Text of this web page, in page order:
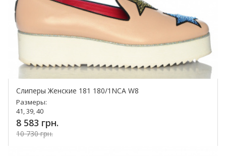
Слиперы Женские 181 180/1NCA W8
Размеры:
41, 39, 40
8 583 грн.
10 730 грн.